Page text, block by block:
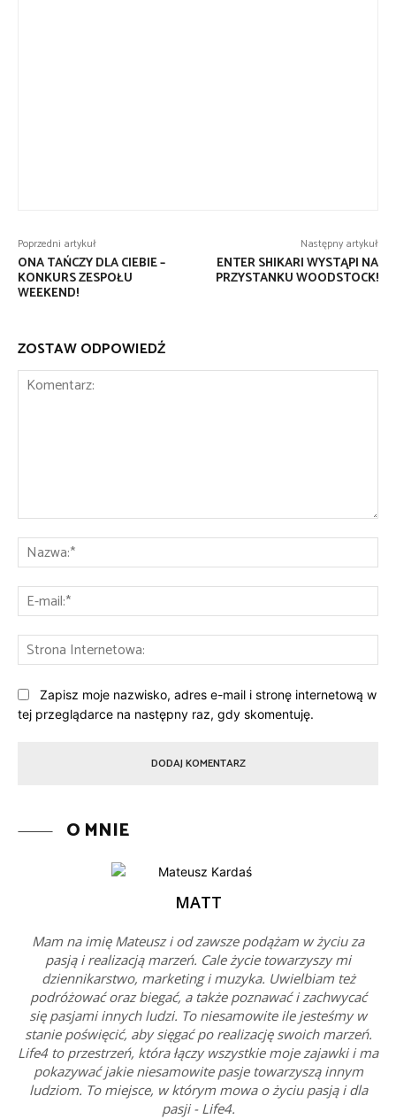
Poprzedni artykuł
ONA TAŃCZY DLA CIEBIE –
KONKURS ZESPOŁU
WEEKEND!
Następny artykuł
ENTER SHIKARI WYSTĄPI NA
PRZYSTANKU WOODSTOCK!
ZOSTAW ODPOWIEDŹ
Zapisz moje nazwisko, adres e-mail i stronę internetową w
tej przeglądarce na następny raz, gdy skomentuję.
O MNIE
MATT
Mam na imię Mateusz i od zawsze podążam w życiu za
pasją i realizacją marzeń. Cale życie towarzyszy mi
dziennikarstwo, marketing i muzyka. Uwielbiam też
podróżować oraz biegać, a także poznawać i zachwycać
się pasjami innych ludzi. To niesamowite ile jesteśmy w
stanie poświęcić, aby sięgać po realizację swoich marzeń.
Life4 to przestrzeń, która łączy wszystkie moje zajawki i ma
pokazywać jakie niesamowite pasje towarzyszą innym
ludziom. To miejsce, w którym mowa o życiu pasją i dla
pasji - Life4.